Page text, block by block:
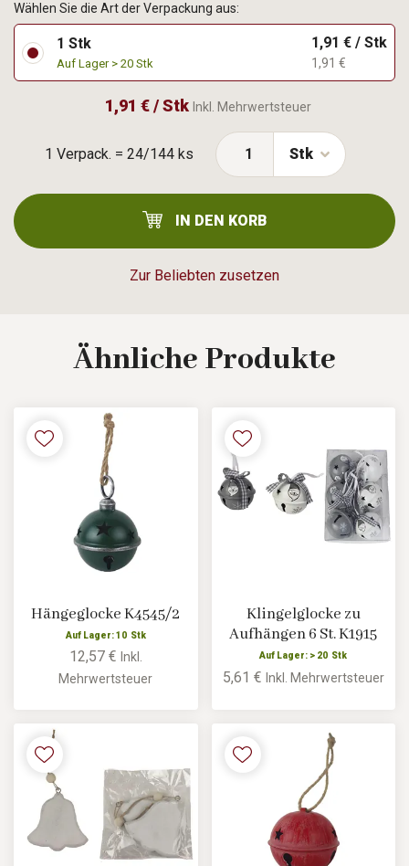
1 Verpack. = 24/144 ks
Zur Beliebten zusetzen
Wählen Sie die Art der Verpackung aus:
1 Stk
Auf Lager > 20 Stk
1,91 € / Stk
1,91 €
1,91 € / Stk Inkl. Mehrwertsteuer
Stk
IN DEN KORB
Ähnliche Produkte
Hängeglocke K4545/2
Auf Lager: 10 Stk
12,57 € Inkl.
Mehrwertsteuer
Klingelglocke zu
Aufhängen 6 St. K1915
Auf Lager: > 20 Stk
5,61 € Inkl. Mehrwertsteuer